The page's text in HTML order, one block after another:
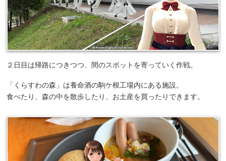
２日目は帰路につきつつ、間のスポットを寄っていく作戦。
「くらすわの森」は養命酒の駒ケ根工場内にある施設。
食べたり、森の中を散歩したり、お土産を買ったりできます。